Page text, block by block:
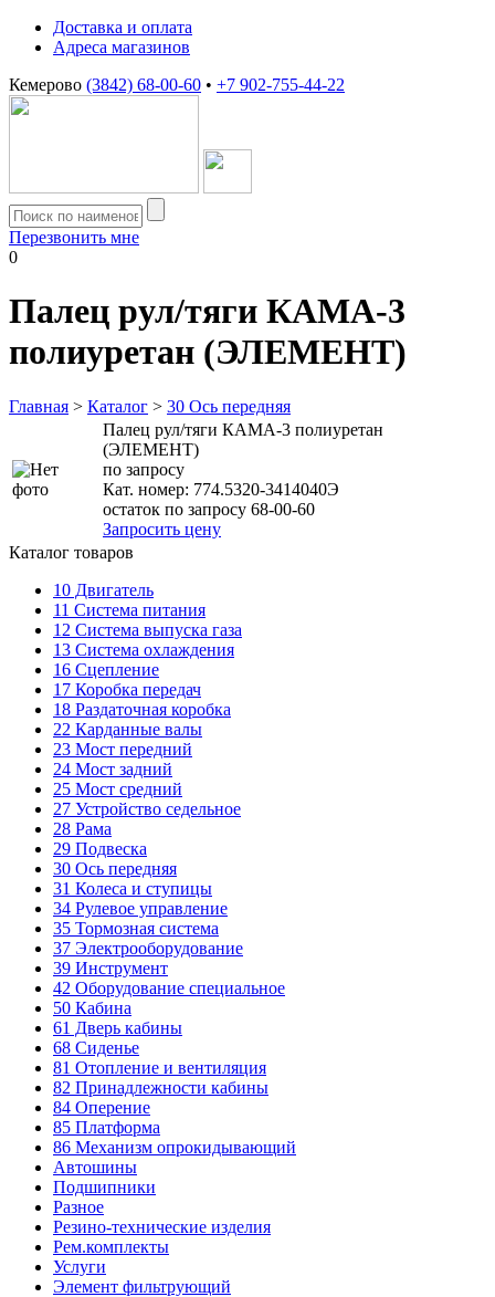
Доставка и оплата
Адреса магазинов
Кемерово (3842) 68-00-60 • +7 902-755-44-22
Перезвонить мне
0
Палец рул/тяги КАМА-3
полиуретан (ЭЛЕМЕНТ)
Главная > Каталог > 30 Ось передняя
Палец рул/тяги КАМА-3 полиуретан
(ЭЛЕМЕНТ)
по запросу
Кат. номер: 774.5320-3414040Э
остаток по запросу 68-00-60
Запросить цену
Каталог товаров
10 Двигатель
11 Система питания
12 Система выпуска газа
13 Система охлаждения
16 Сцепление
17 Коробка передач
18 Раздаточная коробка
22 Карданные валы
23 Мост передний
24 Мост задний
25 Мост средний
27 Устройство седельное
28 Рама
29 Подвеска
30 Ось передняя
31 Колеса и ступицы
34 Рулевое управление
35 Тормозная система
37 Электрооборудование
39 Инструмент
42 Оборудование специальное
50 Кабина
61 Дверь кабины
68 Сиденье
81 Отопление и вентиляция
82 Принадлежности кабины
84 Оперение
85 Платформа
86 Механизм опрокидывающий
Автошины
Подшипники
Разное
Резино-технические изделия
Рем.комплекты
Услуги
Элемент фильтрующий